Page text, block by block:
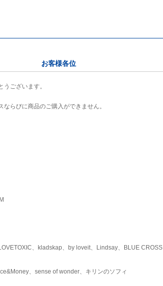
お客様各位
ございます。
らびに商品のご購入ができません。
、kladskap、by loveit、Lindsay、BLUE CROSS
、sense of wonder、キリンのソフィ